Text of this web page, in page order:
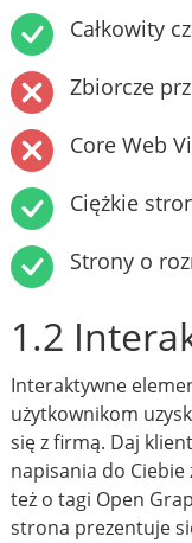
Całkowity
Zbiorcze
Core Web
Ciężkie
Strony o
1.2
Interaktywne
użytkownikom
się z firmą. Daj
napisania do
też o tagi Open
strona prezentuje